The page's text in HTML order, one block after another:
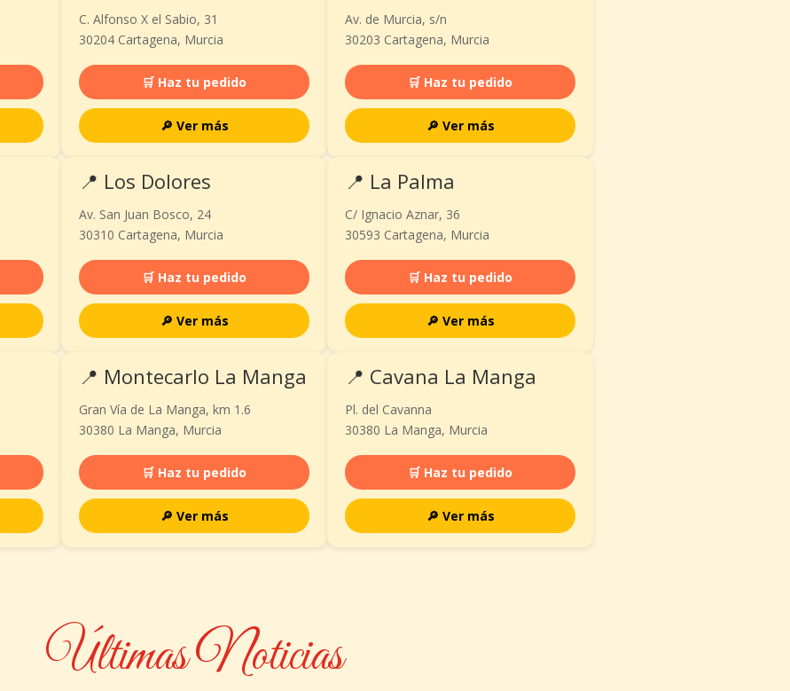
C. Alfonso X el Sabio, 31
30204 Cartagena, Murcia
🛒 Haz tu pedido
🔎 Ver más
Av. de Murcia, s/n
30203 Cartagena, Murcia
🛒 Haz tu pedido
🔎 Ver más
📍 Los Dolores
Av. San Juan Bosco, 24
30310 Cartagena, Murcia
🛒 Haz tu pedido
🔎 Ver más
📍 La Palma
C/ Ignacio Aznar, 36
30593 Cartagena, Murcia
🛒 Haz tu pedido
🔎 Ver más
📍 Montecarlo La Manga
Gran Vía de La Manga, km 1.6
30380 La Manga, Murcia
🛒 Haz tu pedido
🔎 Ver más
📍 Cavana La Manga
Pl. del Cavanna
30380 La Manga, Murcia
🛒 Haz tu pedido
🔎 Ver más
Últimas Noticias